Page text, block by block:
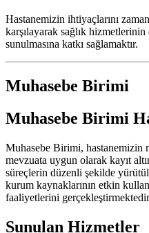
Hastanemizin ihtiyaçlarını
karşılayarak sağlık
sunulmasına katkı sağlamaktır.
Muhasebe Birimi
Muhasebe Birimi
Muhasebe Birimi,
mevzuata uygun olarak kayıt
süreçlerin düzenli şekilde
kurum kaynaklarının etkin
faaliyetlerini
Sunulan Hizmetler